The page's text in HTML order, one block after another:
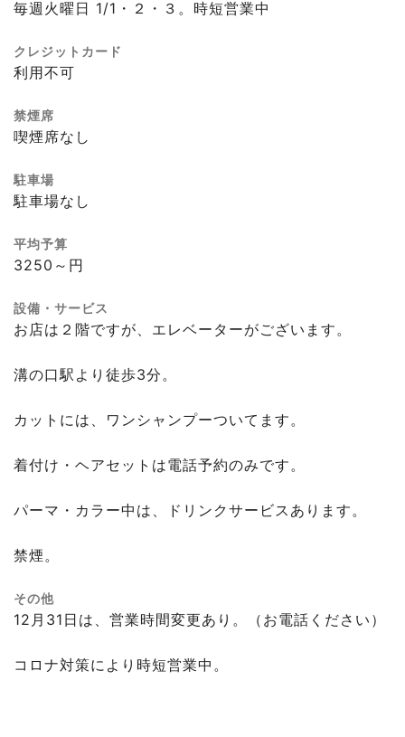
毎週火曜日 1/1・２・３。時短営業中
クレジットカード
利用不可
禁煙席
喫煙席なし
駐車場
駐車場なし
平均予算
3250～円
設備・サービス
お店は２階ですが、エレベーターがございます。
溝の口駅より徒歩3分。
カットには、ワンシャンプーついてます。
着付け・ヘアセットは電話予約のみです。
パーマ・カラー中は、ドリンクサービスあります。
禁煙。
その他
12月31日は、営業時間変更あり。（お電話ください）
コロナ対策により時短営業中。